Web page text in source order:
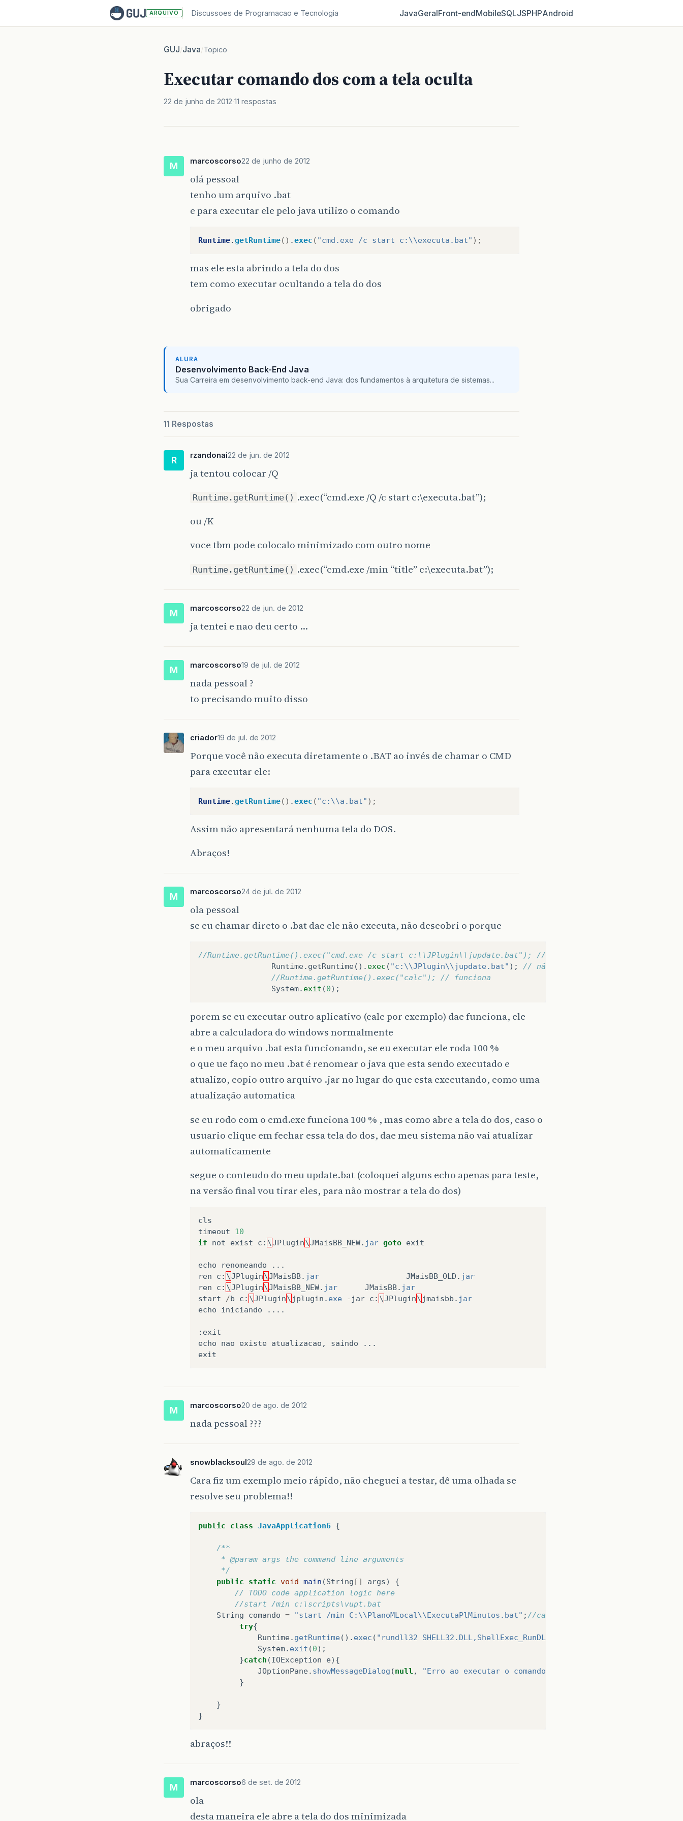
ARQUIVO Discussoes de Programacao e Tecnologia JavaGeralFront‑endMobileSQLJSPHPAndroid
GUJ/Java/Topico
Executar comando dos com a tela oculta
22 de junho de 2012 11 respostas
M marcoscorso22 de junho de 2012
olá pessoal
tenho um arquivo .bat
e para executar ele pelo java utilizo o comando
Runtime.getRuntime() .exec ( "cmd.exe /c start c:\\executa.bat" );
mas ele esta abrindo a tela do dos
tem como executar ocultando a tela do dos
obrigado
ALURA
Desenvolvimento Back-End Java
Sua Carreira em desenvolvimento back-end Java: dos fundamentos à arquitetura de sistemas...
11 Respostas
R rzandonai22 de jun. de 2012
ja tentou colocar /Q
Runtime.getRuntime() .exec(“cmd.exe /Q /c start c:\executa.bat”);
ou /K
voce tbm pode colocalo minimizado com outro nome
Runtime.getRuntime() .exec(“cmd.exe /min “title” c:\executa.bat”);
M marcoscorso22 de jun. de 2012
ja tentei e nao deu certo …
M marcoscorso19 de jul. de 2012
nada pessoal ?
to precisando muito disso
criador19 de jul. de 2012
Porque você não executa diretamente o .BAT ao invés de chamar o CMD
para executar ele:
Runtime.getRuntime() .exec ( "c:\\a.bat" );
Assim não apresentará nenhuma tela do DOS.
Abraços!
M marcoscorso24 de jul. de 2012
ola pessoal
se eu chamar direto o .bat dae ele não executa, não descobri o porque
//Runtime.getRuntime().exec("cmd.exe /c start c:\\JPlugin\\jupdate.bat"); // executa mas mostra a tela
Runtime. getRuntime(). exec ( "c:\\JPlugin\\jupdate.bat" );
// não executa
//Runtime.getRuntime().exec("calc"); // funciona
System. exit (0);
porem se eu executar outro aplicativo (calc por exemplo) dae funciona, ele
abre a calculadora do windows normalmente
e o meu arquivo .bat esta funcionando, se eu executar ele roda 100 %
o que ue faço no meu .bat é renomear o java que esta sendo executado e
atualizo, copio outro arquivo .jar no lugar do que esta executando, como uma
atualização automatica
se eu rodo com o cmd.exe funciona 100 % , mas como abre a tela do dos, caso o
usuario clique em fechar essa tela do dos, dae meu sistema não vai atualizar
automaticamente
segue o conteudo do meu update.bat (coloquei alguns echo apenas para teste,
na versão final vou tirar eles, para não mostrar a tela do dos)
cls
timeout
10
if
not exist c : \JPlugin\JMaisBB_NEW. jar goto exit
echo renomeando
...
ren
c : \JPlugin\JMaisBB. jar JMaisBB_OLD . jar
ren
c : \JPlugin\JMaisBB_NEW. jar JMaisBB. jar
start
/b c : \JPlugin\ jplugin . exe - jar c : \JPlugin\ jmaisbb . jar
echo
iniciando ....
: exit
echo
nao existe atualizacao , saindo
...
exit
M marcoscorso20 de ago. de 2012
nada pessoal ???
snowblacksoul29 de ago. de 2012
Cara fiz um exemplo meio rápido, não cheguei a testar, dê uma olhada se
resolve seu problema!!
public class JavaApplication6 {
/**
     * @param args the command line arguments
     */
public
static void main (String [] args)
{
// TODO code application logic here
//start /min c:\scripts\vupt.bat
String
comando = "start /min C:\\PlanoMLocal\\ExecutaPlMinutos.bat" ; //caminho onde encontra o
try{
Runtime. getRuntime(). exec ( "rundll32 SHELL32.DLL,ShellExec_RunDLL "
System. exit (0);
}catch (IOException e){
JOptionPane. showMessageDialog (null , "Erro ao executar o comando : "
}
}
}
abraços!!
M marcoscorso6 de set. de 2012
ola
desta maneira ele abre a tela do dos minimizada